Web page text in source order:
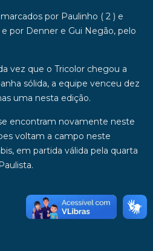
por Paulinho ( 2 ) e
por Denner e Gui Negão, pelo
vez que o Tricolor chegou a
sólida, a equipe venceu dez
uma nesta edição.
encontram novamente neste
voltam a campo neste
em partida válida pela quarta